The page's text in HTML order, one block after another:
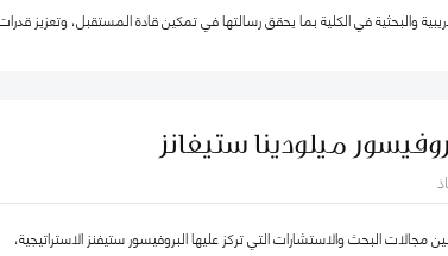
والبحثية في الكلية بما يحقق رسالتها في تمكين قادة المستقبل، وتعزيز
ميلودينا ستيفانز
مجالات البحث والاستشارات التي تركز عليها البروفيسور ستيفنز الاستراتيجية،